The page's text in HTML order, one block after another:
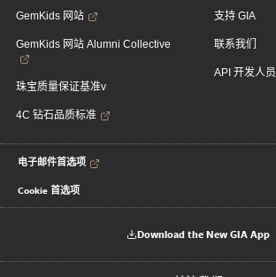
GemKids 网站
GemKids 网站 Alumni Collective
珠宝质量保证基准v
4C 钻石品质标准
支持 GIA
联系我们
API 开发人员
电子邮件首选项
Cookie 首选项
Download the New GIA App